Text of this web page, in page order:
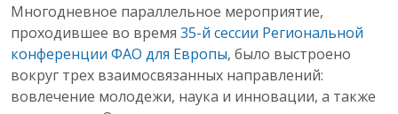
Многодневное параллельное мероприятие,
проходившее во время 35-й сессии Региональной
конференции ФАО для Европы, было выстроено
вокруг трех взаимосвязанных направлений:
вовлечение молодежи, наука и инновации, а также